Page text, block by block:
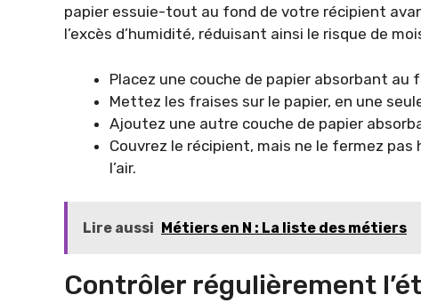
papier essuie-tout au fond de votre récipient
l’excès d’humidité, réduisant ainsi le risque de
Placez une couche de papier absorbant au
Mettez les fraises sur le papier, en une
Ajoutez une autre couche de papier
Couvrez le récipient, mais ne le fermez
l’air.
Lire aussi Métiers en N : La liste des métiers
Contrôler régulièrement